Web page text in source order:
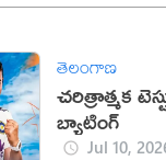
తెలంగాణ
చరిత్రాత్మక
బ్యాటింగ్‌
Jul 10,